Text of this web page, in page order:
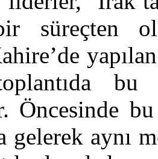
bir süreçten
toplantıda
Öncesinde
gelerek aynı